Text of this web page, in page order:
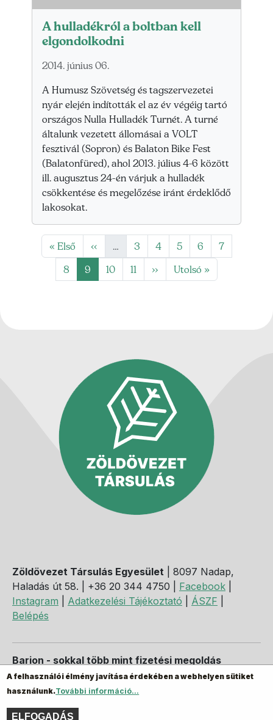
A hulladékról a boltban kell
elgondolkodni
2014. június 06.
A Humusz Szövetség és tagszervezetei
nyár elején indították el az év végéig tartó
országos Nulla Hulladék Turnét. A turné
általunk vezetett állomásai a VOLT
fesztivál (Sopron) és Balaton Bike Fest
(Balatonfüred), ahol 2013. július 4-6 között
ill. augusztus 24-én várjuk a hulladék
csökkentése és megelőzése iránt érdeklődő
lakosokat.
Oldalszámozás
Első oldal
« Első Előző oldal
‹‹ … Oldal
3 Oldal
4 Oldal
5 Oldal
6 Oldal
7
Oldal
8 Jelenlegi oldal
9 Oldal
10 Oldal
11 Következő oldal
›› Utolsó oldal
Utolsó »
Zöldövezet Társulás Egyesület | 8097 Nadap,
Haladás út 58. | +36 20 344 4750 | Facebook
Instagram
Adatkezelési Tájékoztató ÁSZF
Belépés
Barion - sokkal több mint fizetési megoldás
A felhasználói élmény javítása érdekében a webhelyen sütiket
használunk.További információ...
ELFOGADÁS